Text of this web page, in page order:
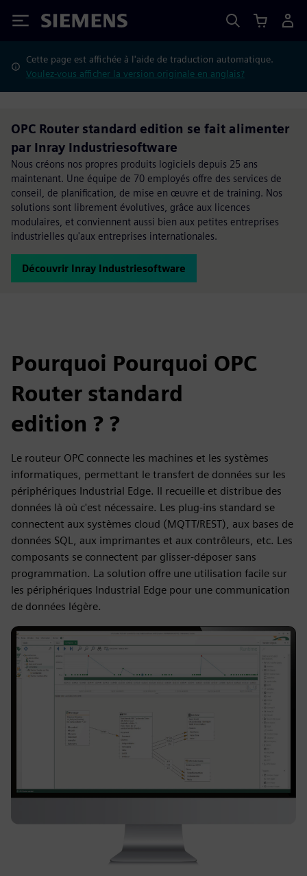
Siemens
Cette page est affichée à l'aide de traduction automatique.
Voulez-vous afficher la version originale en anglais?
OPC Router standard edition se fait alimenter
par Inray Industriesoftware
Nous créons nos propres produits logiciels depuis 25 ans
maintenant. Une équipe de 70 employés offre des services de
conseil, de planification, de mise en œuvre et de training. Nos
solutions sont librement évolutives, grâce aux licences
modulaires, et conviennent aussi bien aux petites entreprises
industrielles qu'aux entreprises internationales.
Découvrir Inray Industriesoftware
Pourquoi Pourquoi OPC
Router standard
edition ? ?
Le routeur OPC connecte les machines et les systèmes
informatiques, permettant le transfert de données sur les
périphériques Industrial Edge. Il recueille et distribue des
données là où c'est nécessaire. Les plug-ins standard se
connectent aux systèmes cloud (MQTT/REST), aux bases de
données SQL, aux imprimantes et aux contrôleurs, etc. Les
composants se connectent par glisser-déposer sans
programmation. La solution offre une utilisation facile sur
les périphériques Industrial Edge pour une communication
de données légère.